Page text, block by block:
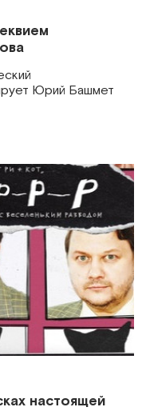
Юрий Башмет
настоящей